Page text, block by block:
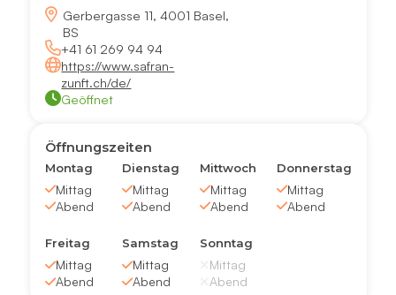
Gerbergasse 11, 4001 Basel,
BS
+41 61 269 94 94
https://www.safran-
zunft.ch/de/
Geöffnet
Öffnungszeiten
Montag
Mittag
Abend
Dienstag
Mittag
Abend
Mittwoch
Mittag
Abend
Donnerstag
Mittag
Abend
Freitag
Mittag
Abend
Samstag
Mittag
Abend
Sonntag
Mittag
Abend